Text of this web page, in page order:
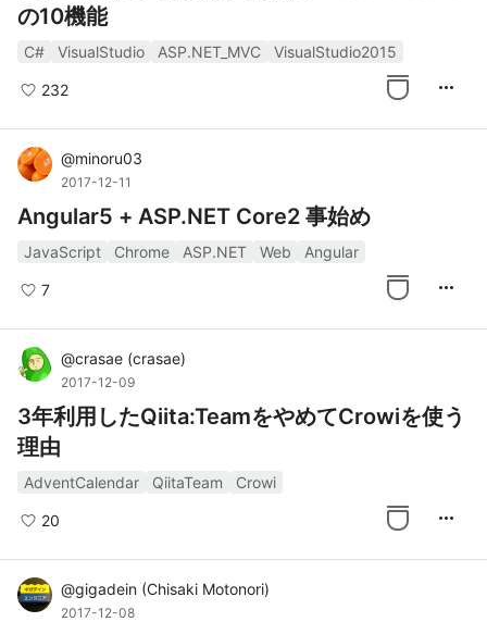
の10機能
C# VisualStudio ASP.NET_MVC VisualStudio2015
232 more_horiz
@minoru03
2017-12-11
Angular5 + ASP.NET Core2 事始め
JavaScript Chrome ASP.NET Web Angular
7 more_horiz
@crasae (crasae)
2017-12-09
3年利用したQiita:TeamをやめてCrowiを使う
理由
AdventCalendar QiitaTeam Crowi
20 more_horiz
@gigadein (Chisaki Motonori)
2017-12-08